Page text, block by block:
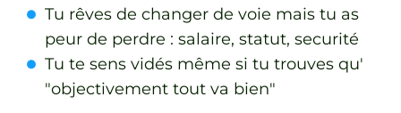
Tu rêves de changer de voie mais tu as
peur de perdre : salaire, statut, securité
Tu te sens vidés même si tu trouves qu'
"objectivement tout va bien"